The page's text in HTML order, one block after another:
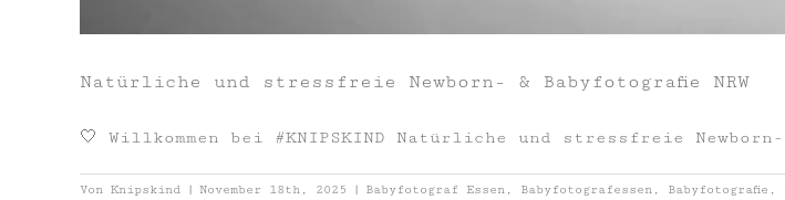
Natürliche und stressfreie Newborn- & Babyfotografie NRW
🤍 Willkommen bei #KNIPSKIND Natürliche und stressfreie
Von Knipskind | November 18th, 2025 | Babyfotograf Essen , Babyfotografessen , Babyfotografie ,